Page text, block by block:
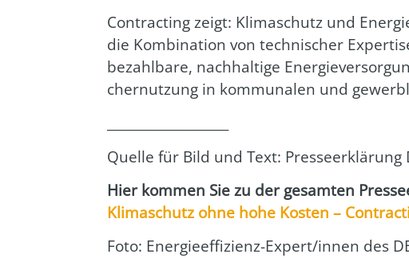
Con­trac­ting zeigt: Kli­ma­schutz und
die Kom­bi­na­ti­on von tech­ni­scher
bezahl­ba­re, nach­hal­ti­ge
cher­nut­zung in kom­mu­na­len und
Quel­le für Bild und Text:
Hier kom­men Sie zu der gesam­ten
Kli­ma­schutz ohne hohe Kos­ten –
Foto: Ener­gie­ef­fi­zi­enz-Exper­t/in­nen des